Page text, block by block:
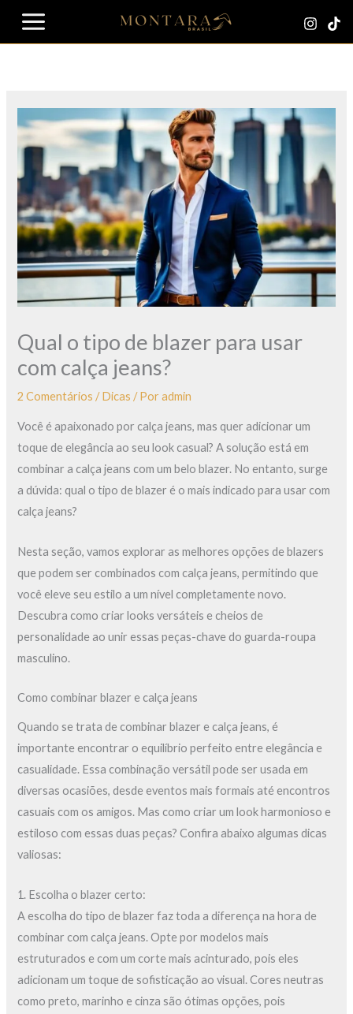
para
Qual o tipo de blazer para usar
com calça jeans?
2 Comentários /Dicas / Poradmin
Você é apaixonado por calça jeans, mas quer adicionar um
toque de elegância ao seu look casual? A solução está em
combinar a calça jeans com um belo blazer. No entanto, surge
a dúvida: qual o tipo de blazer é o mais indicado para usar com
calça jeans?
Nesta seção, vamos explorar as melhores opções de blazers
que podem ser combinados com calça jeans, permitindo que
você eleve seu estilo a um nível completamente novo.
Descubra como criar looks versáteis e cheios de
personalidade ao unir essas peças-chave do guarda-roupa
masculino.
Como combinar blazer e calça jeans
Quando se trata de combinar blazer e calça jeans, é
importante encontrar o equilíbrio perfeito entre elegância e
casualidade. Essa combinação versátil pode ser usada em
diversas ocasiões, desde eventos mais formais até encontros
casuais com os amigos. Mas como criar um look harmonioso e
estiloso com essas duas peças? Confira abaixo algumas dicas
valiosas:
1. Escolha o blazer certo:
A escolha do tipo de blazer faz toda a diferença na hora de
combinar com calça jeans. Opte por modelos mais
estruturados e com um corte mais acinturado, pois eles
adicionam um toque de sofisticação ao visual. Cores neutras
como preto, marinho e cinza são ótimas opções, pois